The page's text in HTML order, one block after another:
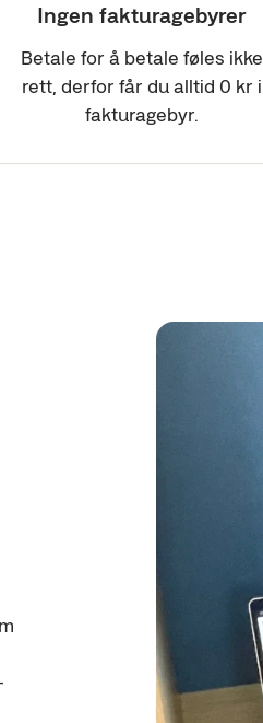
Ingen fakturagebyrer
Betale for å betale føles ikke
rett, derfor får du alltid 0 kr i
fakturagebyr.